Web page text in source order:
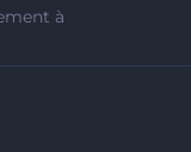
à